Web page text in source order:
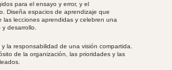
la responsabilidad de una visión compartida.
de la organización, las prioridades y las
para el ensayo y error, y el
Diseña espacios de aprendizaje que
las lecciones aprendidas y celebren una
y desarrollo.